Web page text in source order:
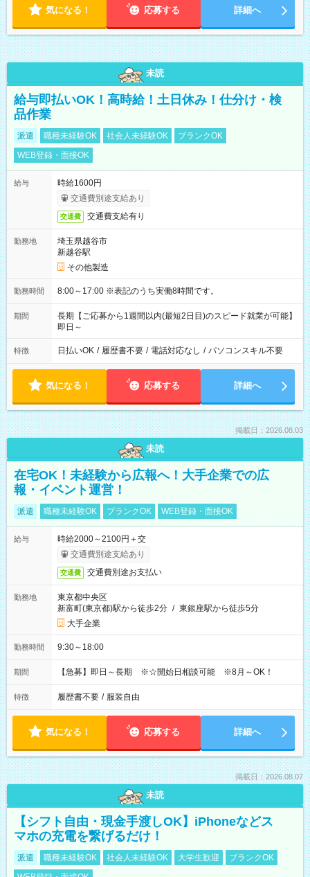
気になる！ 応募する 詳細へ
未読
給与即払いOK！高時給！土日休み！仕分け・検
品作業
派遣 職種未経験OK 社会人未経験OK
ブランクOK
WEB登録・面接OK
給与
時給1600円
交通費別途支給あり
交通費 交通費支給有り
勤務地
埼玉県越谷市
新越谷駅
その他製造
勤務時間 8:00～17:00 ※表記のうち実働8時間です。
期間
長期【ご応募から1週間以内(最短2日目)のスピード就業が可能】
即日～
特徴 日払いOK / 履歴書不要 / 電話対応なし / パソコンスキル不要
気になる！ 応募する 詳細へ
掲載日：2026.08.03
未読
在宅OK！未経験から広報へ！大手企業での広
報・イベント運営！
派遣 職種未経験OK ブランクOK WEB登録・面接OK
給与
時給2000～2100円＋交
交通費別途支給あり
交通費 交通費別途お支払い
勤務地
東京都中央区
新富町(東京都)駅から徒歩2分 / 東銀座駅から徒歩5分
大手企業
勤務時間 9:30～18:00
期間 【急募】即日～長期 ※☆開始日相談可能 ※8月～OK！
特徴 履歴書不要 / 服装自由
気になる！ 応募する 詳細へ
掲載日：2026.08.07
未読
【シフト自由・現金手渡しOK】iPhoneなどス
マホの充電を繋げるだけ！
派遣 職種未経験OK 社会人未経験OK 大学生歓迎
ブランクOK